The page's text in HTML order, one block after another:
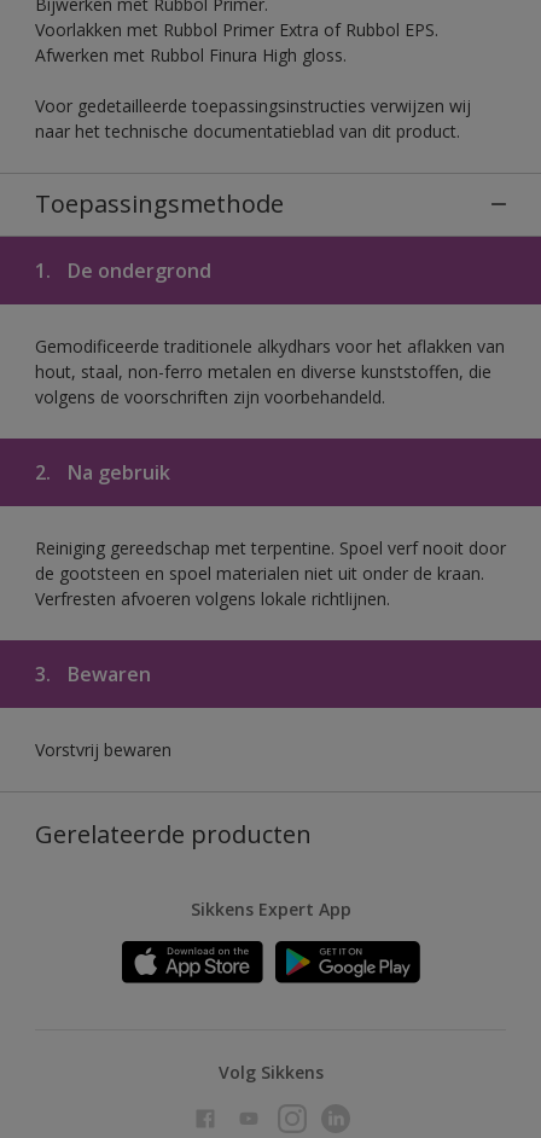
Voorlakken met Rubbol Primer Extra of Rubbol EPS.
Afwerken met Rubbol Finura High gloss.
Voor gedetailleerde toepassingsinstructies verwijzen wij
naar het technische documentatieblad van dit product.
Toepassingsmethode
1. De ondergrond
Gemodificeerde traditionele alkydhars voor het aflakken van
hout, staal, non-ferro metalen en diverse kunststoffen, die
volgens de voorschriften zijn voorbehandeld.
2. Na gebruik
Reiniging gereedschap met terpentine. Spoel verf nooit door
de gootsteen en spoel materialen niet uit onder de kraan.
Verfresten afvoeren volgens lokale richtlijnen.
3. Bewaren
Vorstvrij bewaren
Gerelateerde producten
Sikkens Expert App
Volg Sikkens